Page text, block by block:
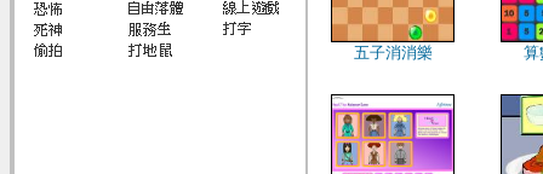
五子消消樂 算